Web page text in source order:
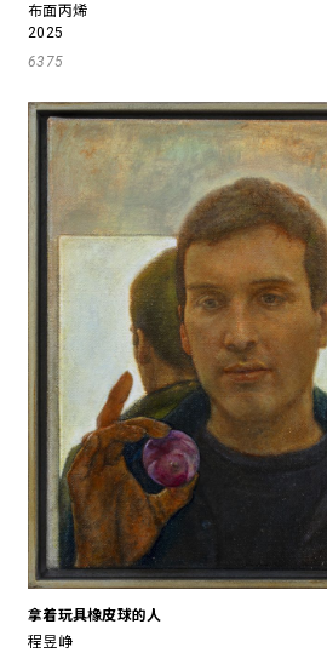
布面丙烯
2025
6375
拿着玩具橡皮球的人
程昱峥